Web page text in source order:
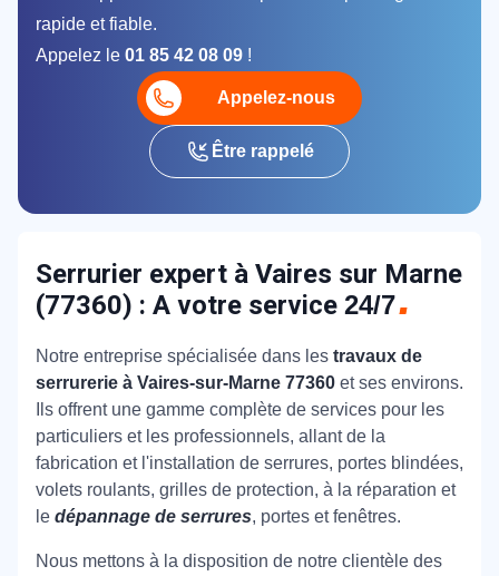
rapide et fiable.
Appelez le 01 85 42 08 09 !
Appelez-nous
Être rappelé
Serrurier expert à Vaires sur Marne
(77360) : A votre service 24/7
Notre entreprise spécialisée dans les travaux de
serrurerie à Vaires-sur-Marne 77360 et ses environs.
Ils offrent une gamme complète de services pour les
particuliers et les professionnels, allant de la
fabrication et l'installation de serrures, portes blindées,
volets roulants, grilles de protection, à la réparation et
le dépannage de serrures, portes et fenêtres.
Nous mettons à la disposition de notre clientèle des